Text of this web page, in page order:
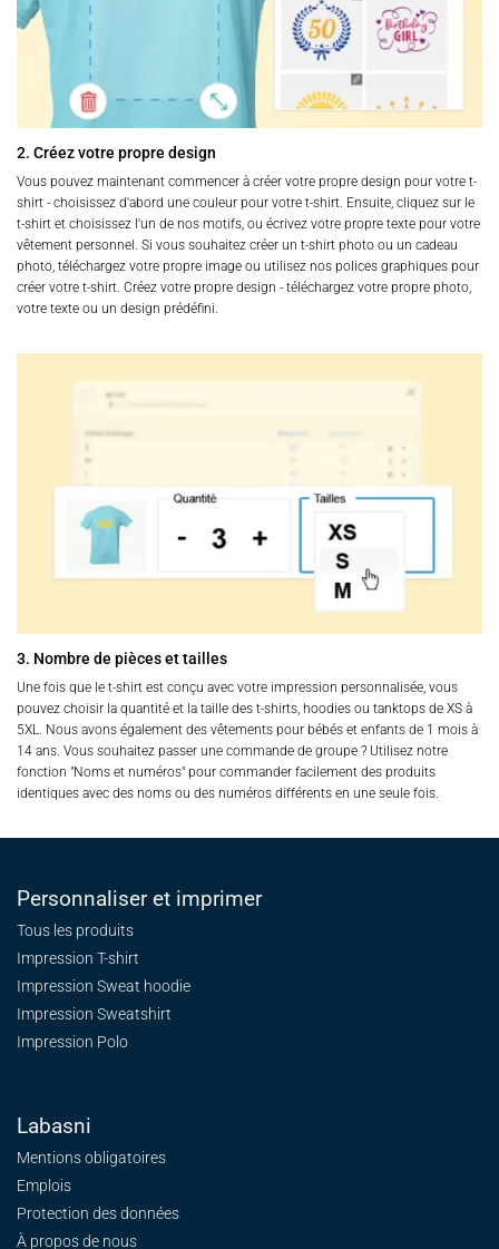
2. Créez votre propre design
Vous pouvez maintenant commencer à créer votre propre design pour votre t-
shirt - choisissez d'abord une couleur pour votre t-shirt. Ensuite, cliquez sur le
t-shirt et choisissez l'un de nos motifs, ou écrivez votre propre texte pour votre
vêtement personnel. Si vous souhaitez créer un t-shirt photo ou un cadeau
photo, téléchargez votre propre image ou utilisez nos polices graphiques pour
créer votre t-shirt. Créez votre propre design - téléchargez votre propre photo,
votre texte ou un design prédéfini.
3. Nombre de pièces et tailles
Une fois que le t-shirt est conçu avec votre impression personnalisée, vous
pouvez choisir la quantité et la taille des t-shirts, hoodies ou tanktops de XS à
5XL. Nous avons également des vêtements pour bébés et enfants de 1 mois à
14 ans. Vous souhaitez passer une commande de groupe ? Utilisez notre
fonction "Noms et numéros" pour commander facilement des produits
identiques avec des noms ou des numéros différents en une seule fois.
Personnaliser et imprimer
Tous les produits
Impression T-shirt
Impression Sweat hoodie
Impression Sweatshirt
Impression Polo
Labasni
Mentions obligatoires
Emplois
Protection des données
À propos de nous